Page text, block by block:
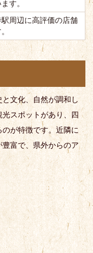
す。
周辺に高評価の店舗
文化、自然が調和し
スポットがあり、四
が特徴です。近隣に
富で、県外からのア